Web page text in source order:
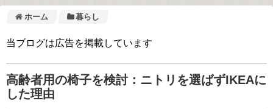
ホーム 暮らし
当ブログは広告を掲載しています
高齢者用の椅子を検討：ニトリを選ばずIKEAに
した理由